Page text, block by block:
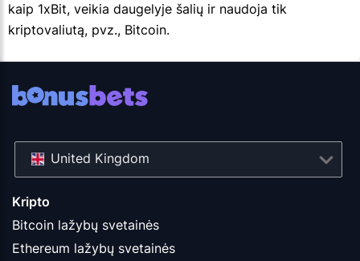
kaip 1xBit, veikia daugelyje šalių ir naudoja tik
kriptovaliutą, pvz., Bitcoin.
Kripto
Bitcoin lažybų svetainės
Ethereum lažybų svetainės
United Kingdom